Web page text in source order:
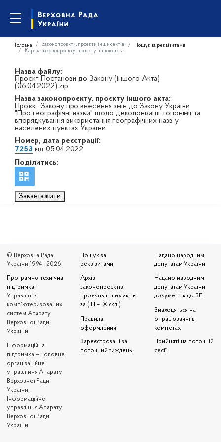
Головна Законопроєкти, проєкти інших актів
Пошук за реквізитами
Картка законопроєкту, проєкту іншого акта
Назва файлу:
Проєкт Постанови до Закону (іншого Акта)
(06.04.2022).zip
Назва законопроєкту, проєкту іншого акта:
Проєкт Закону про внесення змін до Закону України
"Про географічні назви" щодо деколонізації топонімії та
впорядкування використання географічних назв у
населених пунктах України
Номер, дата реєстрації:
7253 від 05.04.2022
Поділитись:
Завантажити
© Верховна Рада
України 1994—2026
Програмно-технічна
підтримка —
Управління
комп'ютеризованих
систем Апарату
Верховної Ради
України
Iнформаційна
підтримка — Головне
організаційне
управління Апарату
Верховної Ради
України,
Інформаційне
управління Апарату
Верховної Ради
України
Пошук за
реквізитами
Архів
законопроєктів,
проєктів інших актів
за ( III – IX скл.)
Правила
оформлення
Зареєстровані за
поточний тиждень
Надано народним
депутатам України
Надано народним
депутатам України
документів до ЗП
Знаходяться на
опрацюванні в
комітетах
Прийняті на поточній
сесії